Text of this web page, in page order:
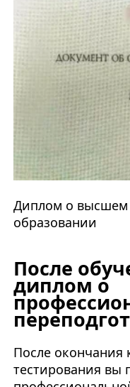
Диплом о высшем
образовании
После
диплом о
После окончания
тестирования вы